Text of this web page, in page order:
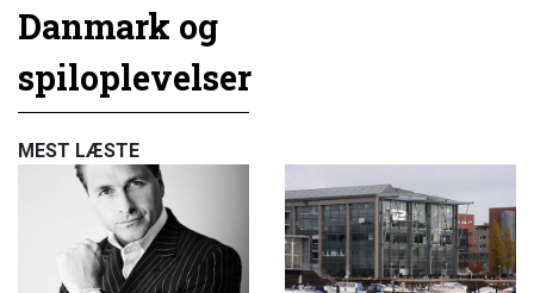
Danmark og
spiloplevelser
MEST LÆSTE